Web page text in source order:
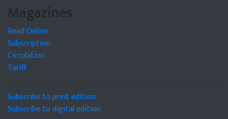
Magazines
Read Online
Subscription
Circulation
Tariff
Subscribe to print edition
Subscribe to digital edition